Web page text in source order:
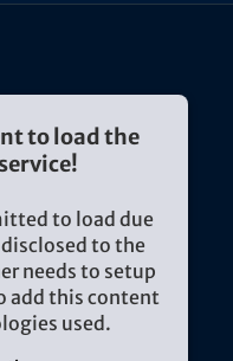
to load the
to load due
to the
needs to setup
add this content
used.